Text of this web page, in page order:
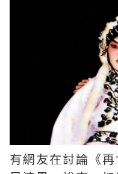
有網友在討論《